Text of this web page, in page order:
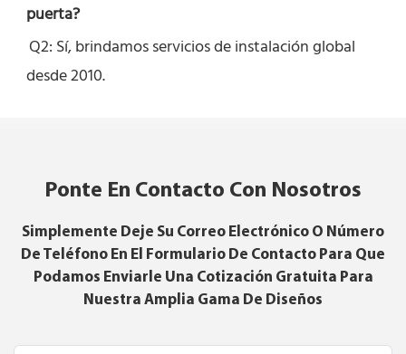
puerta?
Q2: Sí, brindamos servicios de instalación global
desde 2010.
Ponte En Contacto Con Nosotros
Simplemente Deje Su Correo Electrónico O Número
De Teléfono En El Formulario De Contacto Para Que
Podamos Enviarle Una Cotización Gratuita Para
Nuestra Amplia Gama De Diseños